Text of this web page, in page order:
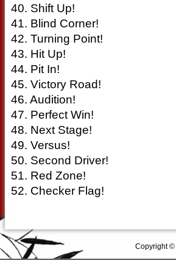
40. Shift Up!
41. Blind Corner!
42. Turning Point!
43. Hit Up!
44. Pit In!
45. Victory Road!
46. Audition!
47. Perfect Win!
48. Next Stage!
49. Versus!
50. Second Driver!
51. Red Zone!
52. Checker Flag!
Copyright ©